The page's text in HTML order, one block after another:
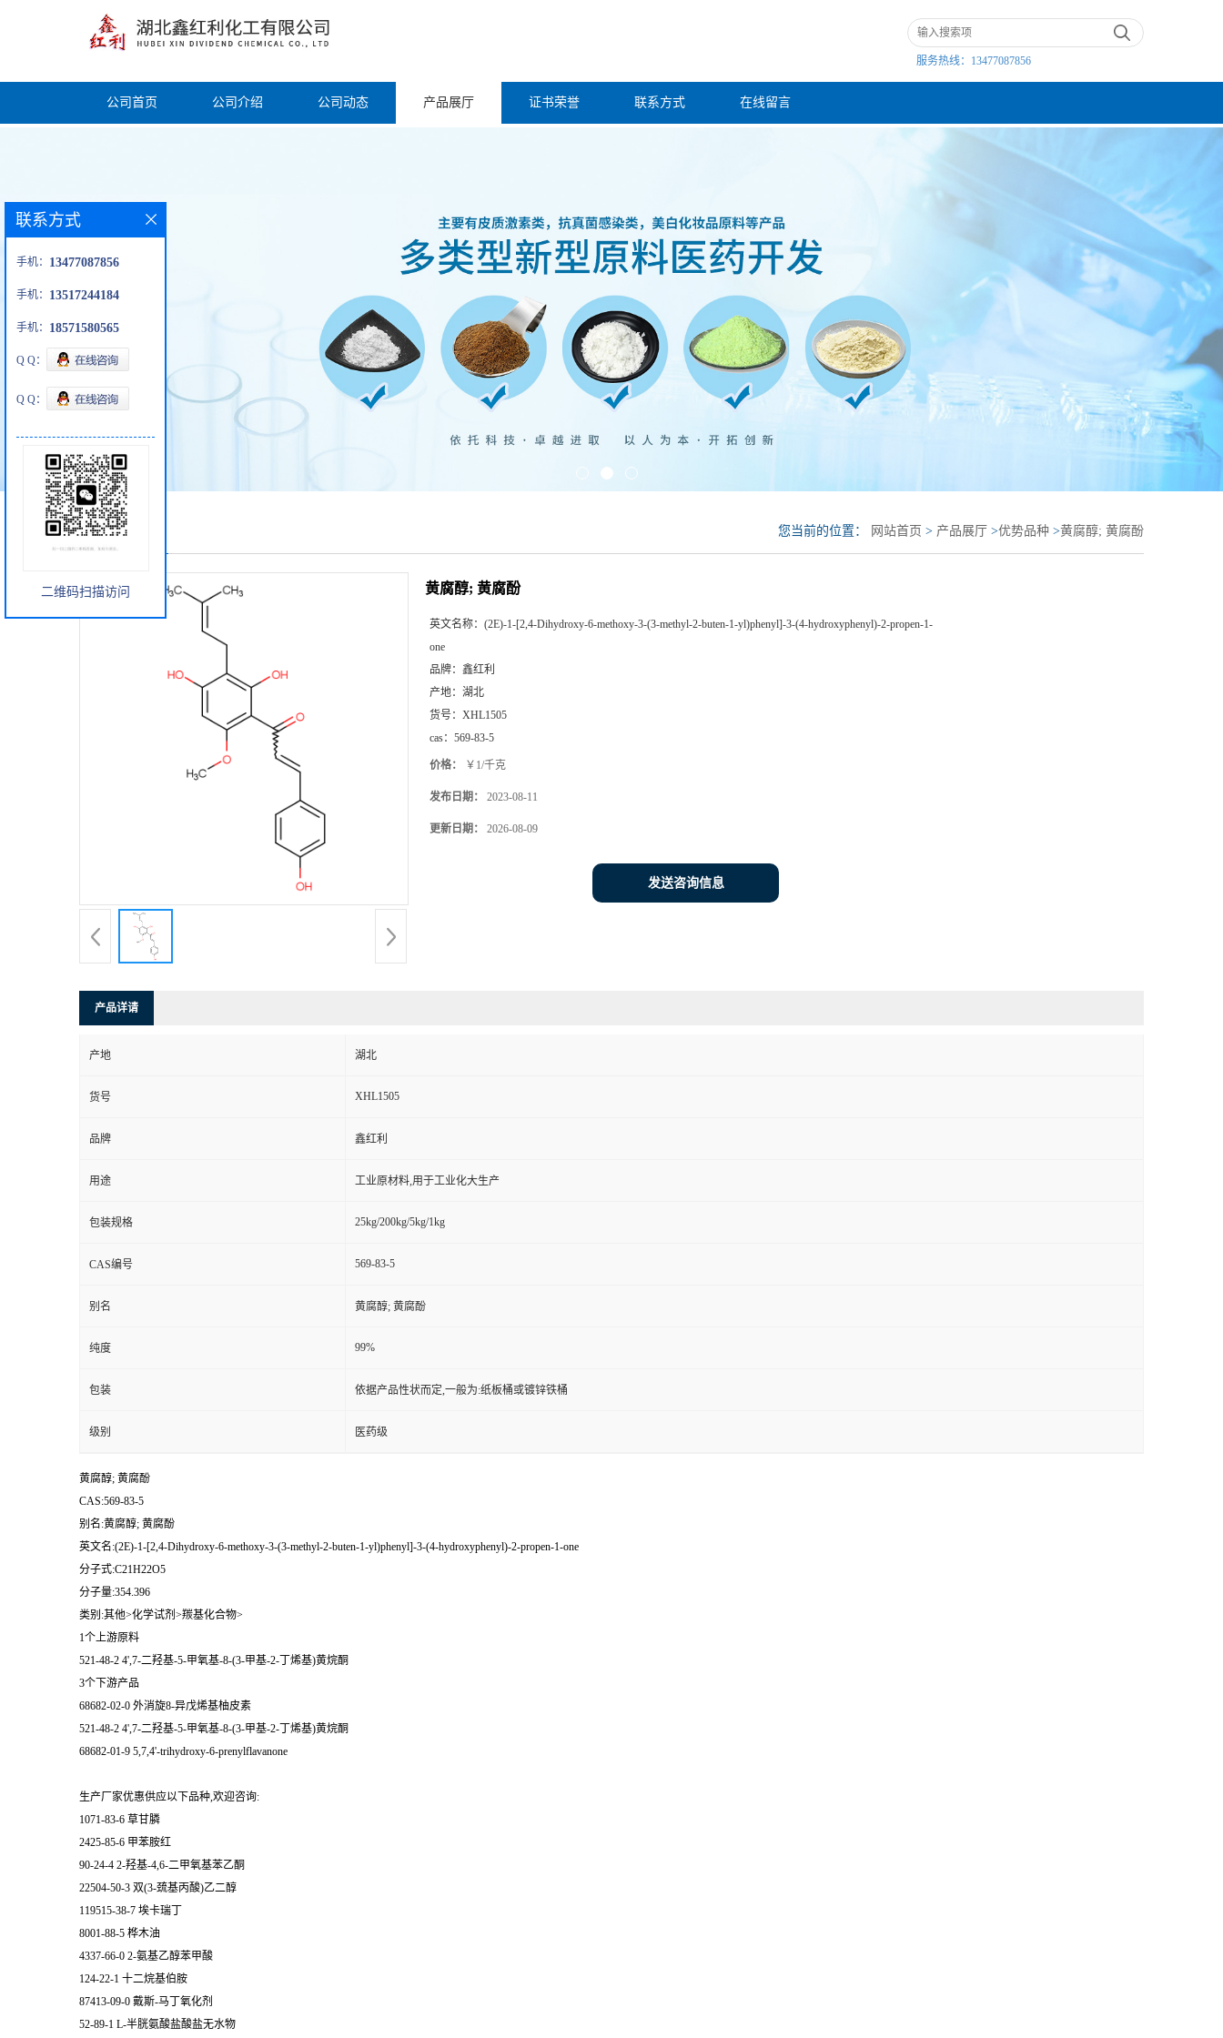
服务热线： 13477087856
公司首页 公司介绍 公司动态 产品展厅 证书荣誉 联系方式 在线留言
产品展厅 您当前的位置： 网站首页 > 产品展厅 >优势品种 >黄腐醇; 黄腐酚
黄腐醇; 黄腐酚
英文名称： (2E)-1-[2,4-Dihydroxy-6-methoxy-3-(3-methyl-2-buten-1-yl)phenyl]-3-(4-hydroxyphenyl)-2-propen-1-
one
品牌： 鑫红利
产地： 湖北
货号： XHL1505
cas： 569-83-5
价格： ￥1/千克
发布日期： 2023-08-11
更新日期： 2026-08-09
发送咨询信息
产品详请
产地 湖北
货号 XHL1505
品牌 鑫红利
用途 工业原材料,用于工业化大生产
包装规格 25kg/200kg/5kg/1kg
CAS编号 569-83-5
别名 黄腐醇; 黄腐酚
纯度 99%
包装 依据产品性状而定,一般为:纸板桶或镀锌铁桶
级别 医药级
黄腐醇; 黄腐酚
CAS:569-83-5
别名:黄腐醇; 黄腐酚
英文名:(2E)-1-[2,4-Dihydroxy-6-methoxy-3-(3-methyl-2-buten-1-yl)phenyl]-3-(4-hydroxyphenyl)-2-propen-1-one
分子式:C21H22O5
分子量:354.396
类别:其他>化学试剂>羰基化合物>
1个上游原料
521-48-2 4',7-二羟基-5-甲氧基-8-(3-甲基-2-丁烯基)黄烷酮
3个下游产品
68682-02-0 外消旋8-异戊烯基柚皮素
521-48-2 4',7-二羟基-5-甲氧基-8-(3-甲基-2-丁烯基)黄烷酮
68682-01-9 5,7,4'-trihydroxy-6-prenylflavanone
生产厂家优惠供应以下品种,欢迎咨询:
1071-83-6 草甘膦
2425-85-6 甲苯胺红
90-24-4 2-羟基-4,6-二甲氧基苯乙酮
22504-50-3 双(3-巯基丙酸)乙二醇
119515-38-7 埃卡瑞丁
8001-88-5 桦木油
4337-66-0 2-氨基乙醇苯甲酸
124-22-1 十二烷基伯胺
87413-09-0 戴斯-马丁氧化剂
52-89-1 L-半胱氨酸盐酸盐无水物
联系方式
手机： 13477087856
手机： 13517244184
手机： 18571580565
Q Q：
Q Q：
二维码扫描访问